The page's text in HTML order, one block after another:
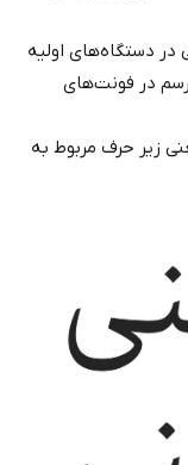
دستگاه‌های اولیه
در فونت‌های
زیر حرف مربوط به